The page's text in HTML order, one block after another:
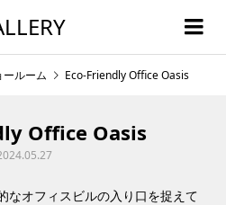
ールーム Eco-Friendly Office Oasis
Office Oasis
なオフィスビルの入り口を捉えて